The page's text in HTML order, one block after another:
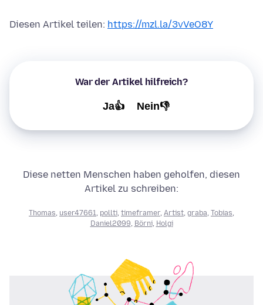
Diesen Artikel teilen: https://mzl.la/3vVeO8Y
War der Artikel hilfreich?
Ja👍 Nein👎
Diese netten Menschen haben geholfen, diesen
Artikel zu schreiben:
Thomas user47661 pollti timeframer, Artist graba Tobias
Daniel2099 Börni, Holgi